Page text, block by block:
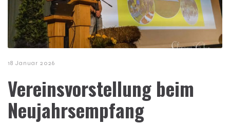
18 Januar 2026
Vereinsvorstellung beim
Neujahrsempfang